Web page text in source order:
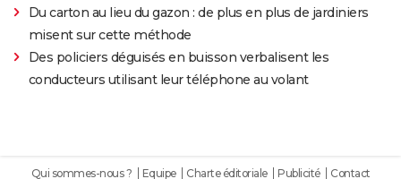
Du carton au lieu du gazon : de plus en plus de jardiniers
misent sur cette méthode
Des policiers déguisés en buisson verbalisent les
conducteurs utilisant leur téléphone au volant
Qui sommes-nous ? Equipe Charte éditoriale Publicité Contact